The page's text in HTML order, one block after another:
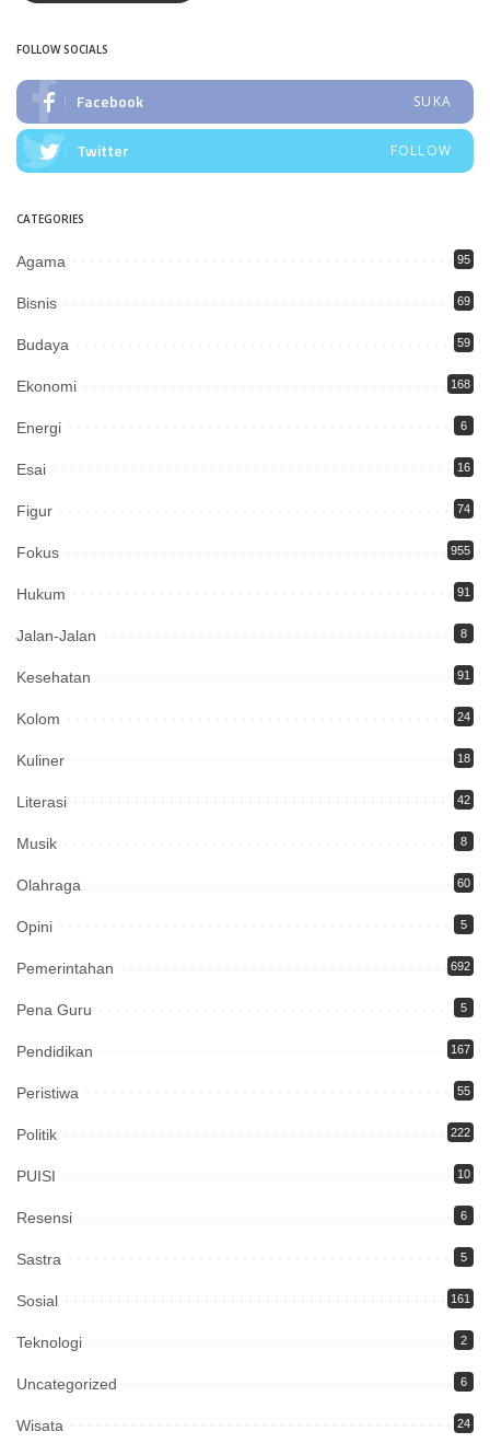
FOLLOW SOCIALS
Facebook SUKA
Twitter FOLLOW
CATEGORIES
Agama 95
Bisnis 69
Budaya 59
Ekonomi 168
Energi 6
Esai 16
Figur 74
Fokus 955
Hukum 91
Jalan-Jalan 8
Kesehatan 91
Kolom 24
Kuliner 18
Literasi 42
Musik 8
Olahraga 60
Opini 5
Pemerintahan 692
Pena Guru 5
Pendidikan 167
Peristiwa 55
Politik 222
PUISI 10
Resensi 6
Sastra 5
Sosial 161
Teknologi 2
Uncategorized 6
Wisata 24